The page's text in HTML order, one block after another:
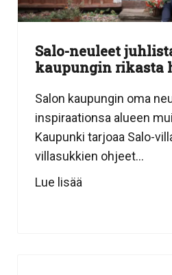
Salo-neuleet
kaupungin rikasta
Salon kaupungin oma
inspiraationsa alueen
Kaupunki tarjoaa Salo-
villasukkien ohjeet...
Lue lisää